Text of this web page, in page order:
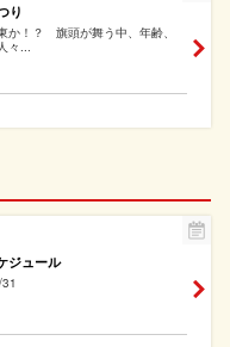
り
か！？ 旗頭が舞う中、年齢、
々...
ジュール